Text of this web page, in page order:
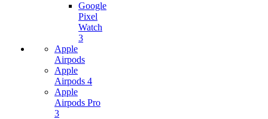
Google
Pixel
Watch
3
Apple
Airpods
Apple
Airpods 4
Apple
Airpods Pro
3